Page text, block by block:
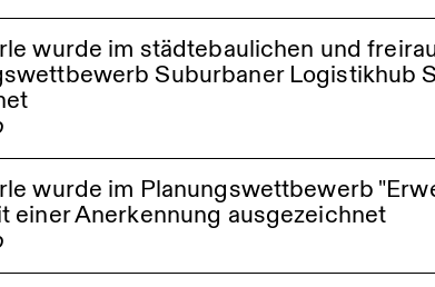
wurde im städtebaulichen und
Suburbaner Logistikhub
wurde im Planungswettbewerb
einer Anerkennung ausgezeichnet